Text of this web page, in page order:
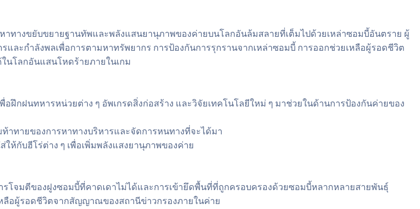
หาทางขยับขยายฐานทัพและพลังแสนยานุภาพของค่ายบนโลกอันล้มสลายที่เต็มไปด้วยเหล่าซอมบี้อันตราย ผู้
ละกำลังพลเพื่อการตามหาทรัพยากร การป้องกันการรุกรานจากเหล่าซอมบี้ การออกช่วยเหลือผู้รอดชีวิต
นโลกอันแสนโหดร้ายภายในเกม
ฝึกฝนทหารหน่วยต่าง ๆ อัพเกรดสิ่งก่อสร้าง และวิจัยเทคโนโลยีใหม่ ๆ มาช่วยในด้านการป้องกันค่ายของ
าทายของการหาทางบริหารและจัดการหนทางที่จะได้มา
ห้กับฮีโร่ต่าง ๆ เพื่อเพิ่มพลังแสงยานุภาพของค่าย
โจมตีของฝูงซอมบี้ที่คาดเดาไม่ได้และการเข้ายึดพื้นที่ที่ถูกครอบครองด้วยซอมบี้หลากหลายสายพันธุ์
ลือผู้รอดชีวิตจากสัญญาณของสถานีข่าวกรองภายในค่าย